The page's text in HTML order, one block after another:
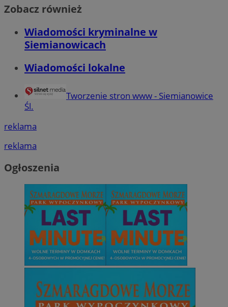
Zobacz również
Wiadomości kryminalne w
Siemianowicach
Wiadomości lokalne
Tworzenie stron www - Siemianowice
Śl.
reklama
reklama
Ogłoszenia